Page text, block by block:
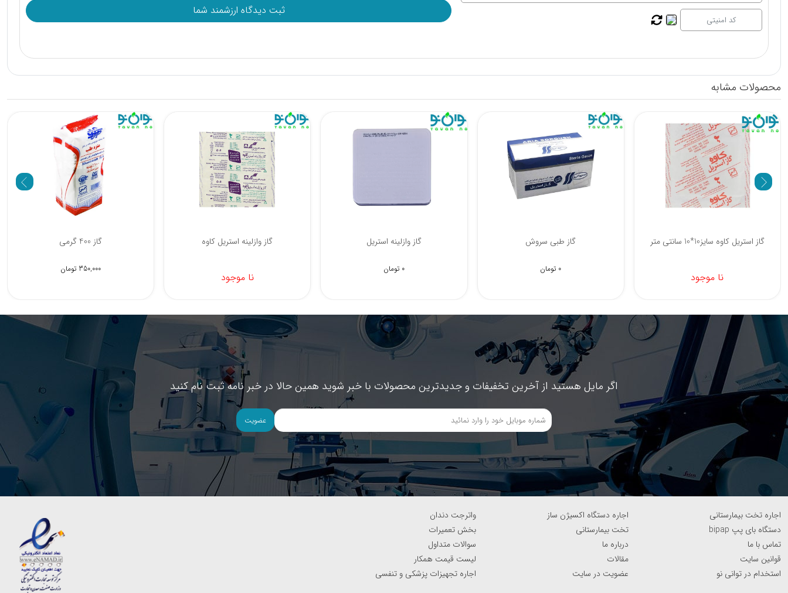
محصولات مشابه
گاز وازلینه استریل کاوه
نا موجود
گاز وازلینه استریل گاز طبی سروش
0 تومان
گاز استریل کاوه سایز10*10 سانتی متر
نا موجود
گاز طبی جهان درمان 320 گرمی
اگر مایل هستید از آخرین تخفیفات و جدیدترین محصولات با خبر شوید همین حالا در خبر نامه ثبت نام کنید
عضویت
اجاره تخت بیمارستانی اجاره دستگاه اکسیژن ساز
واترجت دندان
دستگاه بای پپ bipap
تخت بیمارستانی
بخش تعمیرات
تماس با ما
درباره ما
سوالات متداول
قوانین سایت
مقالات
لیست قیمت همکار
استخدام در توانی نو
عضویت در سایت اجاره تجهیزات پزشکی و تنفسی